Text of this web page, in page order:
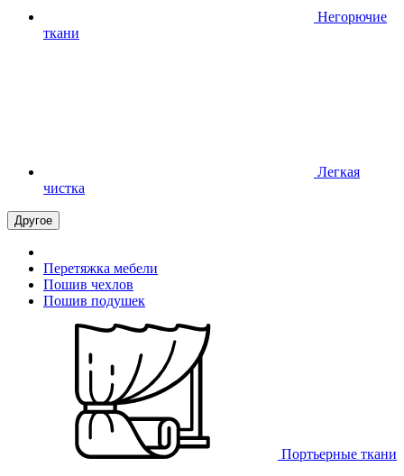
Негорючие
ткани
Легкая
чистка
Другое
Перетяжка мебели
Пошив чехлов
Пошив подушек
Портьерные ткани